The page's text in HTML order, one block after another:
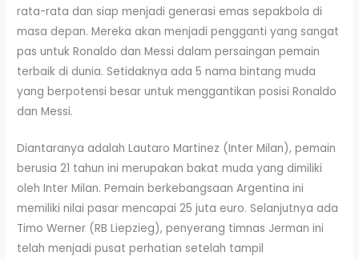
rata-rata dan siap menjadi generasi emas sepakbola di
masa depan. Mereka akan menjadi pengganti yang sangat
pas untuk Ronaldo dan Messi dalam persaingan pemain
terbaik di dunia. Setidaknya ada 5 nama bintang muda
yang berpotensi besar untuk menggantikan posisi Ronaldo
dan Messi.
Diantaranya adalah Lautaro Martinez (Inter Milan), pemain
berusia 21 tahun ini merupakan bakat muda yang dimiliki
oleh Inter Milan. Pemain berkebangsaan Argentina ini
memiliki nilai pasar mencapai 25 juta euro. Selanjutnya ada
Timo Werner (RB Liepzieg), penyerang timnas Jerman ini
telah menjadi pusat perhatian setelah tampil